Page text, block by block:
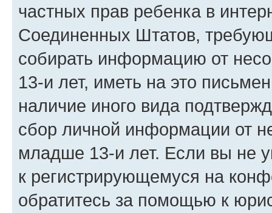
частных прав ребенка в
Соединенных Штатов,
собирать информацию от
13-и лет, иметь на это
наличие иного вида
сбор личной информации от
младше 13-и лет. Если вы не
к регистрирующемуся на
обратитесь за помощью к